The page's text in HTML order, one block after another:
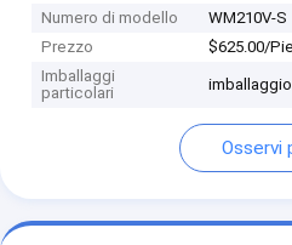
Numero di modello
WM210V-S
Prezzo
$625.00/
Imballaggi
particolari
Osservi